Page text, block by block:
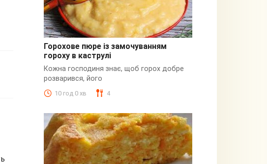
Пюре
Горохове пюре із замочуванням
гороху в каструлі
Кожна господиня знає, щоб горох добре
розварився, його
10 год 0 хв 4